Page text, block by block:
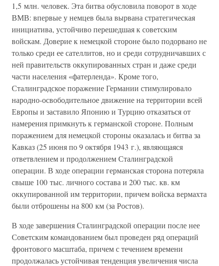
1,5 млн. человек. Эта битва обусловила поворот в ходе
ВМВ: впервые у немцев была вырвана стратегическая
инициатива, устойчиво перешедшая к советским
войскам. Доверие к немецкой стороне было подорвано не
только среди ее сателлитов, но и среди сотрудничавших с
ней правительств оккупированных стран и даже среди
части населения «фатерленда». Кроме того,
Сталинградское поражение Германии стимулировало
народно-освободительное движение на территории всей
Европы и заставило Японию и Турцию отказаться от
намерения примкнуть к германской стороне. Полным
поражением для немецкой стороны оказалась и битва за
Кавказ (25 июня по 9 октября 1943 г.), являющаяся
ответвлением и продолжением Сталинградской
операции. В ходе операции германская сторона потеряла
свыше 100 тыс. личного состава и 200 тыс. кв. км
оккупированной им территории, причем войска вермахта
были отброшены на 800 км (за Ростов).
В ходе завершения Сталинградской операции после нее
Советским командованием был проведен ряд операций
фронтового масштаба, причем с течением времени
продолжалась устойчивая тенденция увеличения числа